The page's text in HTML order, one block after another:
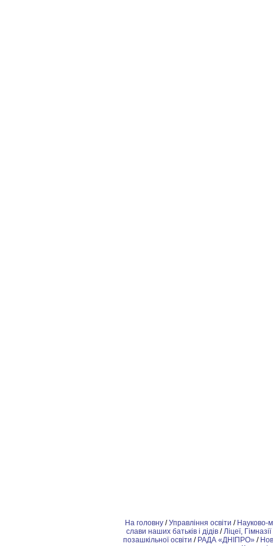
На головну /Управління освіти / Науково-
слави наших батьків і дідів/Ліцеї, Гімназії
позашкiльної освіти / РАДА «ДНІПРО» /